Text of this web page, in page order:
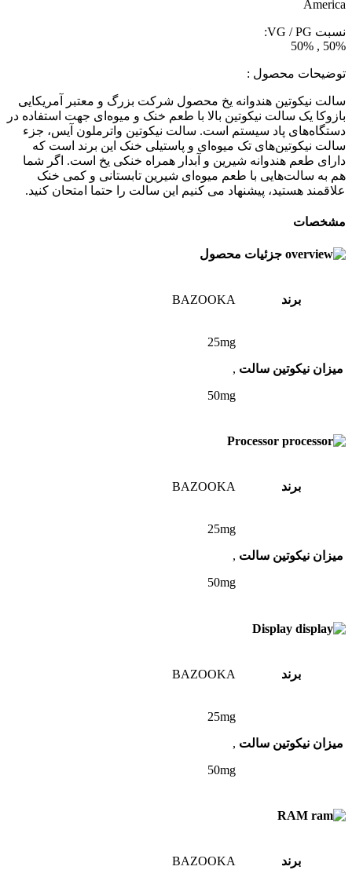
America
نسبت VG / PG:
50% , 50%
توضیحات محصول :
سالت نیکوتین هندوانه یخ محصول شرکت بزرگ و معتبر آمریکایی
بازوکا یک سالت نیکوتین بالا با طعم خنک و میوه‌ای جهت استفاده در
دستگاه‌های پاد سیستم است. سالت نیکوتین واترملون آیس، جزء
سالت نیکوتین‌های تک میوه‌ای و پاستیلی خنک این برند است که
دارای طعم هندوانه شیرین و آبدار همراه خنکی یخ است. اگر شما
هم به سالت‌هایی با طعم میوه‌ای شیرین تابستانی و کمی خنک
علاقمند هستید، پیشنهاد می کنیم این سالت را حتما امتحان کنید.
مشخصات
جزئیات محصول
برند BAZOOKA
میزان نیکوتین سالت
25mg
,
50mg
Processor
برند BAZOOKA
میزان نیکوتین سالت
25mg
,
50mg
Display
برند BAZOOKA
میزان نیکوتین سالت
25mg
,
50mg
RAM
برند BAZOOKA